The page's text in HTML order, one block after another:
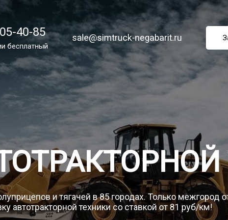
40-85
бесплатный
sale@simtruck-negabarit.ru
Заказать
О
40-85
бесплатный
sale@simtruck-negabarit.ru
и тягачей в 85 городах. Только межгород
автотракторной техники со ставкой от 81 руб/км!